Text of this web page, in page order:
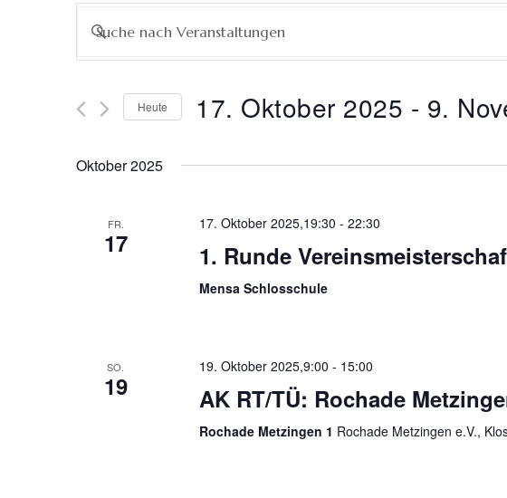
Veranstaltungen
Suche
und
Ansichten,
Navigation
Bitte
nach
Schlüsselwort.
Heute 17. Oktober 2025 - 9.
Oktober 2025
FR.
17
17. Oktober 2025,19:30 - 22:30
1. Runde
Mensa Schlosschule
SO.
19
19. Oktober 2025,9:00 - 15:00
AK RT/TÜ: Rochade
Rochade Metzingen 1 Rochade Metzingen e.V.,